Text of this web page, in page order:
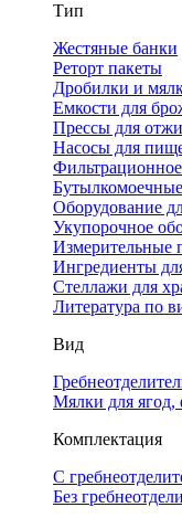
Тип
Жестяные банки
Реторт пакеты
Дробилки и
Емкости для
Прессы для
Насосы для
Оборудование
Укупорочное
Измерительные
Ингредиенты
Стеллажи для
Литература по
Вид
Мялки для ягод,
Комплектация
С
Без